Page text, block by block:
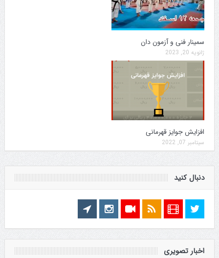
سمینار فنی و آزمون دان
ژانویه 20, 2023
افزایش جوایز قهرمانی
سپتامبر 07, 2022
دنبال کنید
اخبار تصویری